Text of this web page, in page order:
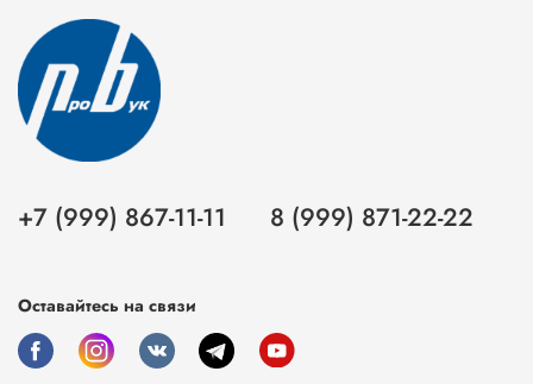
+7 (999) 867-11-11 8 (999) 871-22-22
Оставайтесь на связи